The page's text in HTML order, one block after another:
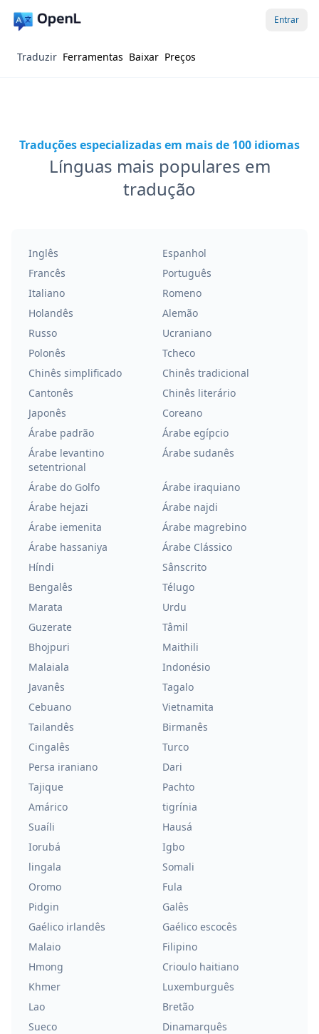
Entrar
Traduzir Ferramentas Baixar Preços
Traduções especializadas em mais de 100 idiomas
Línguas mais populares em
tradução
Inglês
Espanhol
Francês
Português
Italiano
Romeno
Holandês
Alemão
Russo
Ucraniano
Polonês
Tcheco
Chinês simplificado
Chinês tradicional
Cantonês
Chinês literário
Japonês
Coreano
Árabe padrão
Árabe egípcio
Árabe levantino
setentrional
Árabe sudanês
Árabe do Golfo
Árabe iraquiano
Árabe hejazi
Árabe najdi
Árabe iemenita
Árabe magrebino
Árabe hassaniya
Árabe Clássico
Híndi
Sânscrito
Bengalês
Télugo
Marata
Urdu
Guzerate
Tâmil
Bhojpuri
Maithili
Malaiala
Indonésio
Javanês
Tagalo
Cebuano
Vietnamita
Tailandês
Birmanês
Cingalês
Turco
Persa iraniano
Dari
Tajique
Pachto
Amárico
tigrínia
Suaíli
Hausá
Iorubá
Igbo
lingala
Somali
Oromo
Fula
Pidgin
Galês
Gaélico irlandês
Gaélico escocês
Malaio
Filipino
Hmong
Crioulo haitiano
Khmer
Luxemburguês
Lao
Bretão
Sueco
Dinamarquês